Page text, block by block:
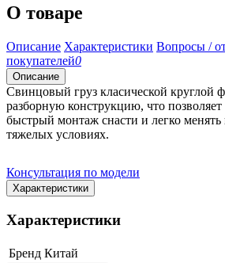
О товаре
Описание Характеристики Вопросы /
покупателей0
Описание
Свинцовый груз класической круглой
разборную конструкцию, что позволяет
быстрый монтаж снасти и легко
тяжелых условиях.
Консультация по модели
Характеристики
Характеристики
Бренд Китай